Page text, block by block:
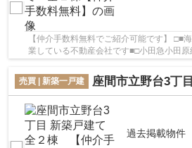
【仲介手数料無料でご紹介可能です】 □■
業している不動産会社です■□小田急小田
売買 | 新築一戸建
座間市立野台3丁目 新築戸建て 全
過去掲載物件